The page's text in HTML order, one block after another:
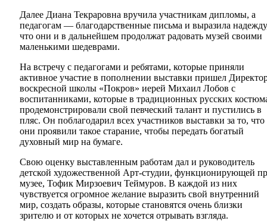
Далее Диана Текраровна вручила участникам дипломы, а
педагогам — благодарственные письма и выразила
что они и в дальнейшем продолжат радовать музей своими
маленькими шедеврами.
На встречу с педагогами и ребятами, которые приняли
активное участие в пополнении выставки пришел
воскресной школы «Покров» иерей Михаил Лобов с
воспитанниками, которые в традиционных русских
продемонстрировали свой певческий талант и пустились в
пляс. Он поблагодарил всех участников выставки за то, что
они проявили такое старание, чтобы передать богатый
духовный мир на бумаге.
Свою оценку выставленным работам дал и руководитель
детской художественной Арт-студии, функционирующей
музее, Тофик Мирзоевич Теймуров. В каждой из них
чувствуется огромное желание выразить свой внутренний
мир, создать образы, которые становятся очень близки
зрителю и от которых не хочется отрывать взгляда.